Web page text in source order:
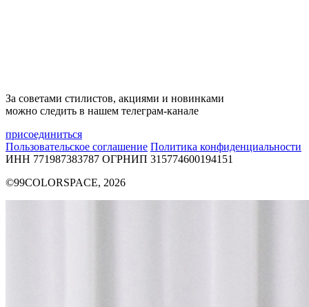
За советами стилистов, акциями и новинками
можно следить в нашем телеграм-канале
присоединиться
Пользовательское соглашение Политика конфиденциальности
ИНН 771987383787 ОГРНИП 315774600194151
©99COLORSPACE, 2026